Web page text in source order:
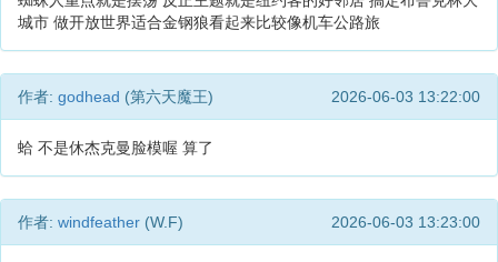
城市 做开放世界适合金钢狼看起来比较像机车公路旅
作者: godhead (第六天魔王) 2026-06-03 13:22:00
蛤 不是休杰克曼脸模喔 算了
作者: windfeather (W.F) 2026-06-03 13:23:00